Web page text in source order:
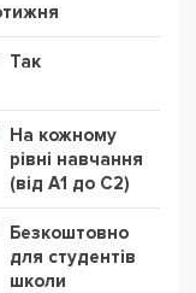
Так
На кожному
рівні навчання
(від А1 до С2)
Безкоштовно
для студентів
школи